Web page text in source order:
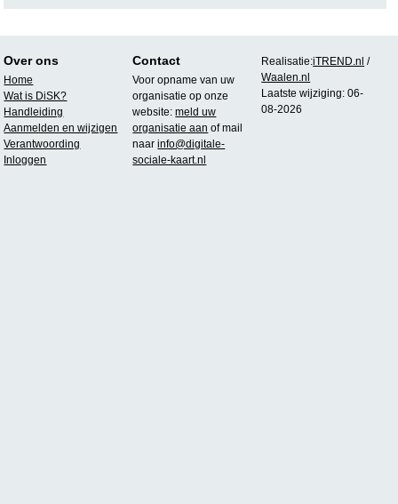
Over ons
Home
Wat is DiSK?
Handleiding
Aanmelden en wijzigen
Verantwoording
Inloggen
Contact
Voor opname van uw
organisatie op onze
website:meld uw
organisatie aan of mail
naarinfo@digitale-
sociale-kaart.nl
Realisatie:iTREND.nl /
Waalen.nl
Laatste wijziging: 06-
08-2026